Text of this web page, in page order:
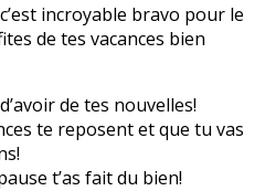
incroyable bravo pour le
de tes vacances bien
de tes nouvelles!
te reposent et que tu vas
t’as fait du bien!